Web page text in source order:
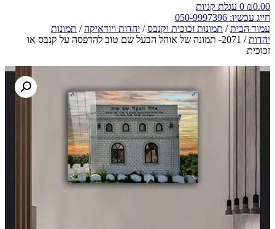
₪0.00
0 עגלת קניות
חייג עכשיו: 050-9997396
עמוד הבית/ תמונות זכוכית וקנבס/ יהדות ויודאיקה/ תמונות
יהדות
/ 2071- תמונה של אוהל הבעל שם טוב להדפסה על קנבס או
זכוכית